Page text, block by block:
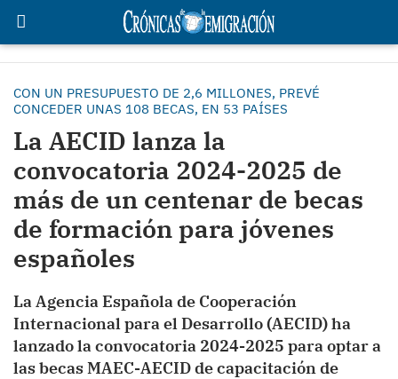
CON UN PRESUPUESTO DE 2,6 MILLONES, PREVÉ
CONCEDER UNAS 108 BECAS, EN 53 PAÍSES
La AECID lanza la
convocatoria 2024-2025 de
más de un centenar de becas
de formación para jóvenes
españoles
La Agencia Española de Cooperación
Internacional para el Desarrollo (AECID) ha
lanzado la convocatoria 2024-2025 para optar a
las becas MAEC-AECID de capacitación de